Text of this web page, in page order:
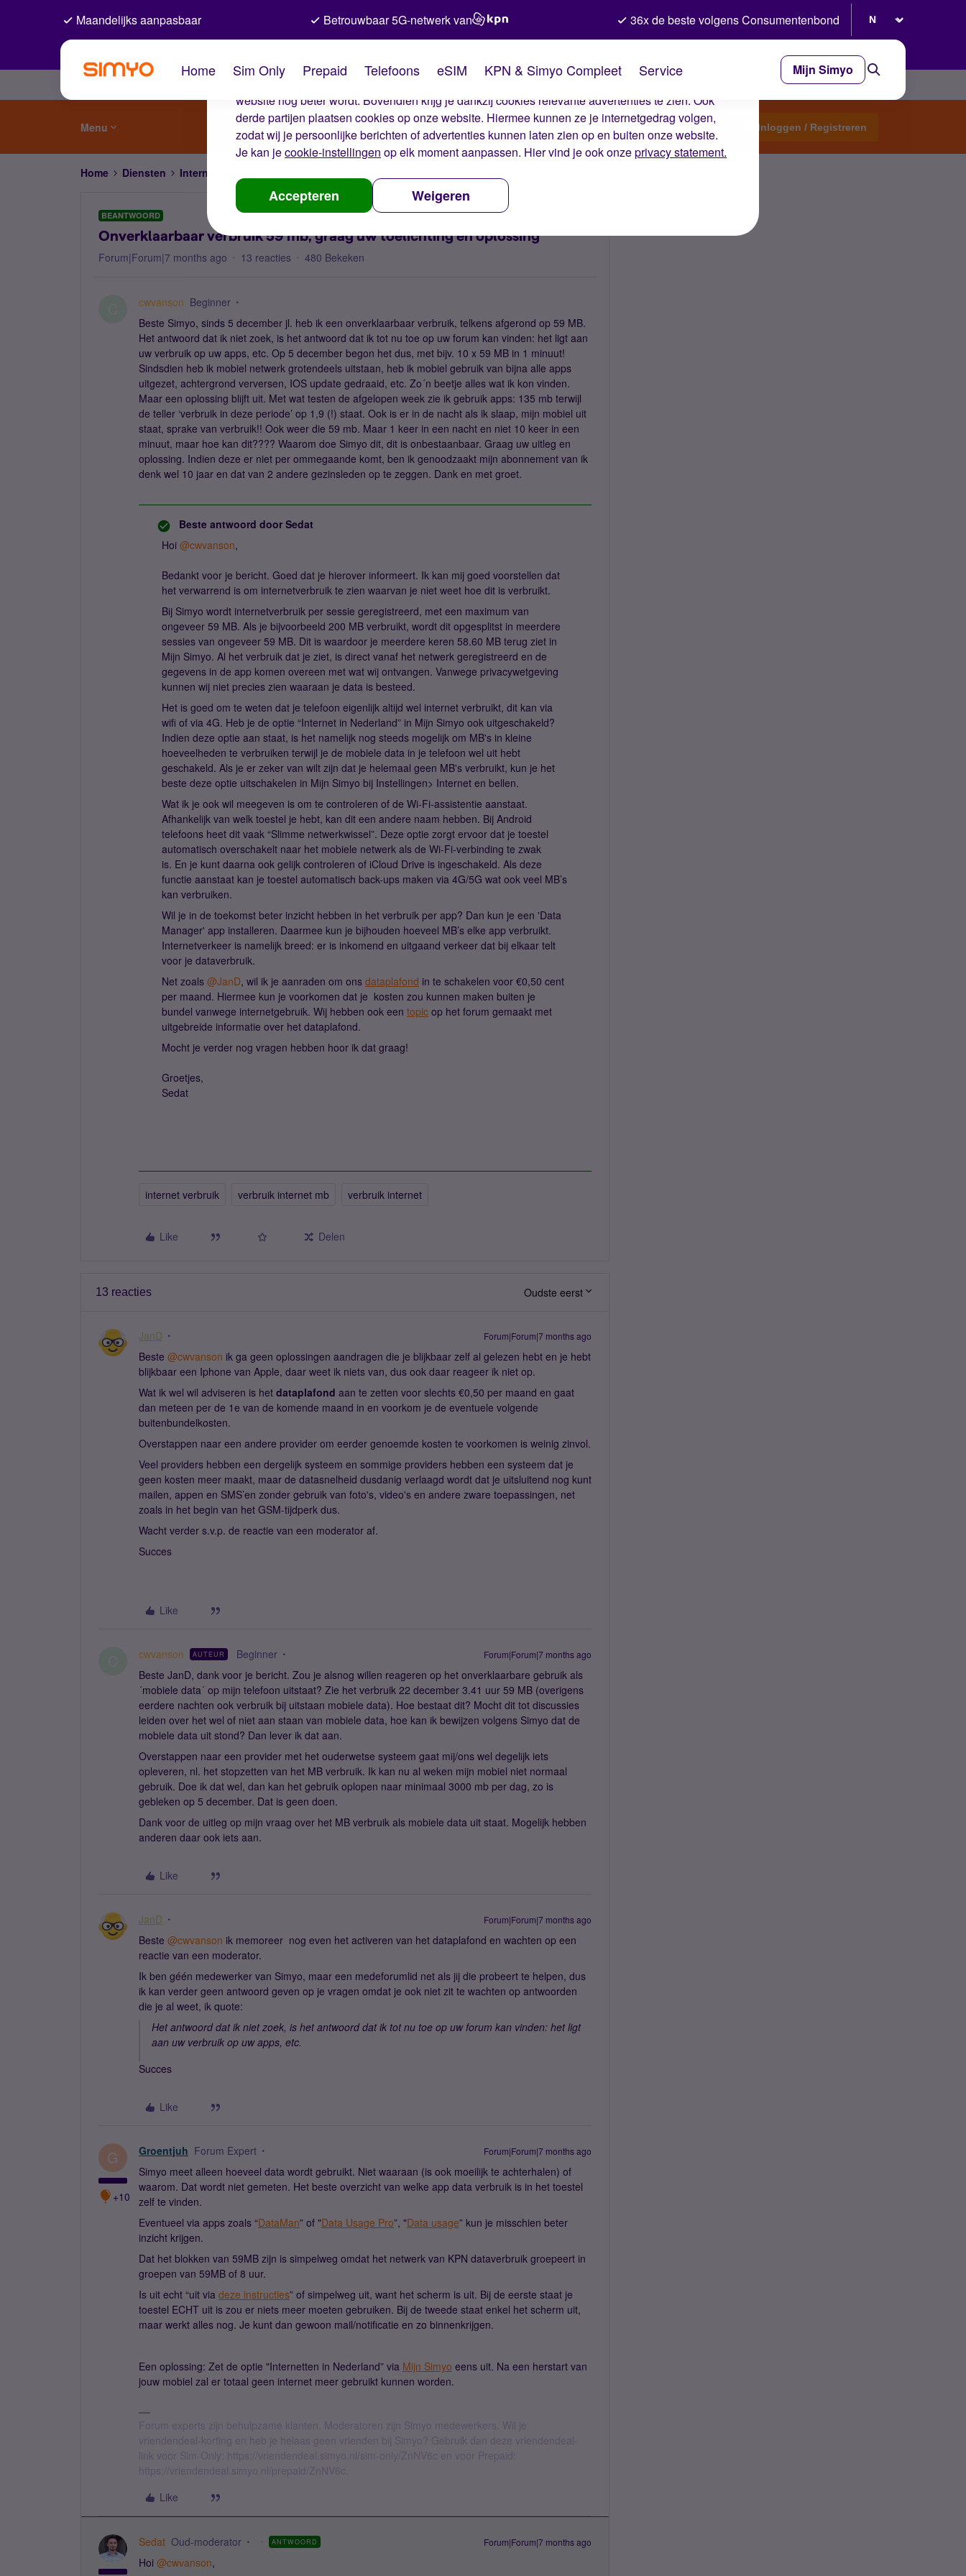
De cookies van Simyo
Wij gebruiken cookies op onze website. Met deze cookies zorgen wij ervoor dat je ervaring op de
website nog beter wordt. Bovendien krijg je dankzij cookies relevante advertenties te zien. Ook
derde partijen plaatsen cookies op onze website. Hiermee kunnen ze je internetgedrag volgen,
zodat wij je persoonlijke berichten of advertenties kunnen laten zien op en buiten onze website.
Je kan jecookie-instellingen op elk moment aanpassen. Hier vind je ook onzeprivacy statement.
Accepteren Weigeren
Maandelijks aanpasbaar Betrouwbaar 5G-netwerk van 36x de beste volgens Consumentenbond
Home Sim Only Prepaid Telefoons eSIM KPN & Simyo Compleet Service Mijn Simyo
Menu Start een topic Inloggen / Registreren
Home Diensten Internet, 4G en 5G
BEANTWOORD
Onverklaarbaar verbruik 59 mb, graag uw toelichting en oplossing
Forum|Forum|7 months ago 13 reacties 480 Bekeken
cwvanson Beginner
Beste Simyo, sinds 5 december jl. heb ik een onverklaarbaar verbruik, telkens afgerond op 59 MB.
Het antwoord dat ik niet zoek, is het antwoord dat ik tot nu toe op uw forum kan vinden: het ligt aan
uw verbruik op uw apps, etc. Op 5 december begon het dus, met bijv. 10 x 59 MB in 1 minuut!
Sindsdien heb ik mobiel netwerk grotendeels uitstaan, heb ik mobiel gebruik van bijna alle apps
uitgezet, achtergrond verversen, IOS update gedraaid, etc. Zo´n beetje alles wat ik kon vinden.
Maar een oplossing blijft uit. Met wat testen de afgelopen week zie ik gebruik apps: 135 mb terwijl
de teller ‘verbruik in deze periode’ op 1,9 (!) staat. Ook is er in de nacht als ik slaap, mijn mobiel uit
staat, sprake van verbruik!! Ook weer die 59 mb. Maar 1 keer in een nacht en niet 10 keer in een
minuut, maar hoe kan dit???? Waarom doe Simyo dit, dit is onbestaanbaar. Graag uw uitleg en
oplossing. Indien deze er niet per ommegaande komt, ben ik genoodzaakt mijn abonnement van ik
denk wel 10 jaar en dat van 2 andere gezinsleden op te zeggen. Dank en met groet.
Beste antwoord door Sedat
Hoi ​ @cwvanson,
Bedankt voor je bericht. Goed dat je hierover informeert. Ik kan mij goed voorstellen dat
het verwarrend is om internetverbruik te zien waarvan je niet weet hoe dit is verbruikt.
Bij Simyo wordt internetverbruik per sessie geregistreerd, met een maximum van
ongeveer 59 MB. Als je bijvoorbeeld 200 MB verbruikt, wordt dit opgesplitst in meerdere
sessies van ongeveer 59 MB. Dit is waardoor je meerdere keren 58.60 MB terug ziet in
Mijn Simyo. Al het verbruik dat je ziet, is direct vanaf het netwerk geregistreerd en de
gegevens in de app komen overeen met wat wij ontvangen. Vanwege privacywetgeving
kunnen wij niet precies zien waaraan je data is besteed.
Het is goed om te weten dat je telefoon eigenlijk altijd wel internet verbruikt, dit kan via
wifi of via 4G. Heb je de optie “Internet in Nederland” in Mijn Simyo ook uitgeschakeld?
Indien deze optie aan staat, is het namelijk nog steeds mogelijk om MB's in kleine
hoeveelheden te verbruiken terwijl je de mobiele data in je telefoon wel uit hebt
geschakeld. Als je er zeker van wilt zijn dat je helemaal geen MB's verbruikt, kun je het
beste deze optie uitschakelen in Mijn Simyo bij Instellingen> Internet en bellen.
Wat ik je ook wil meegeven is om te controleren of de Wi-Fi-assistentie aanstaat.
Afhankelijk van welk toestel je hebt, kan dit een andere naam hebben. Bij Android
telefoons heet dit vaak “Slimme netwerkwissel”. Deze optie zorgt ervoor dat je toestel
automatisch overschakelt naar het mobiele netwerk als de Wi-Fi-verbinding te zwak
is. En je kunt daarna ook gelijk controleren of iCloud Drive is ingeschakeld. Als deze
functie aanstaat kan je toestel automatisch back-ups maken via 4G/5G wat ook veel MB’s
kan verbruiken.
Wil je in de toekomst beter inzicht hebben in het verbruik per app? Dan kun je een 'Data
Manager' app installeren. Daarmee kun je bijhouden hoeveel MB’s elke app verbruikt.
Internetverkeer is namelijk breed: er is inkomend en uitgaand verkeer dat bij elkaar telt
voor je dataverbruik.
Net zoals ​ @JanD, wil ik je aanraden om ons dataplafond in te schakelen voor €0,50 cent
per maand. Hiermee kun je voorkomen dat je kosten zou kunnen maken buiten je
bundel vanwege internetgebruik. Wij hebben ook een topic op het forum gemaakt met
uitgebreide informatie over het dataplafond.
Mocht je verder nog vragen hebben hoor ik dat graag!
Groetjes,
Sedat
internet verbruik verbruik internet mb verbruik internet
Like Delen
13 reacties Oudste eerst
JanD Forum|Forum|7 months ago
Beste ​ @cwvanson ik ga geen oplossingen aandragen die je blijkbaar zelf al gelezen hebt en je hebt
blijkbaar een Iphone van Apple, daar weet ik niets van, dus ook daar reageer ik niet op.
Wat ik wel wil adviseren is het dataplafond aan te zetten voor slechts €0,50 per maand en gaat
dan meteen per de 1e van de komende maand in en voorkom je de eventuele volgende
buitenbundelkosten.
Overstappen naar een andere provider om eerder genoemde kosten te voorkomen is weinig zinvol.
Veel providers hebben een dergelijk systeem en sommige providers hebben een systeem dat je
geen kosten meer maakt, maar de datasnelheid dusdanig verlaagd wordt dat je uitsluitend nog kunt
mailen, appen en SMS’en zonder gebruik van foto's, video's en andere zware toepassingen, net
zoals in het begin van het GSM-tijdperk dus.
Wacht verder s.v.p. de reactie van een moderator af.
Succes
Like
cwvanson AUTEUR Beginner Forum|Forum|7 months ago
Beste JanD, dank voor je bericht. Zou je alsnog willen reageren op het onverklaarbare gebruik als
´mobiele data´ op mijn telefoon uitstaat? Zie het verbruik 22 december 3.41 uur 59 MB (overigens
eerdere nachten ook verbruik bij uitstaan mobiele data). Hoe bestaat dit? Mocht dit tot discussies
leiden over het wel of niet aan staan van mobiele data, hoe kan ik bewijzen volgens Simyo dat de
mobiele data uit stond? Dan lever ik dat aan.
Overstappen naar een provider met het ouderwetse systeem gaat mij/ons wel degelijk iets
opleveren, nl. het stopzetten van het MB verbruik. Ik kan nu al weken mijn mobiel niet normaal
gebruik. Doe ik dat wel, dan kan het gebruik oplopen naar minimaal 3000 mb per dag, zo is
gebleken op 5 december. Dat is geen doen.
Dank voor de uitleg op mijn vraag over het MB verbruik als mobiele data uit staat. Mogelijk hebben
anderen daar ook iets aan.
Like
JanD Forum|Forum|7 months ago
Beste ​ @cwvanson ik memoreer nog even het activeren van het dataplafond en wachten op een
reactie van een moderator.
Ik ben géén medewerker van Simyo, maar een medeforumlid net als jij die probeert te helpen, dus
ik kan verder geen antwoord geven op je vragen omdat je ook niet zit te wachten op antwoorden
die je al weet, ik quote:
Het antwoord dat ik niet zoek, is het antwoord dat ik tot nu toe op uw forum kan vinden: het ligt
aan uw verbruik op uw apps, etc.
Succes
Like
G
+10
Groentjuh Forum Expert Forum|Forum|7 months ago
Simyo meet alleen hoeveel data wordt gebruikt. Niet waaraan (is ook moeilijk te achterhalen) of
waarom. Dat wordt niet gemeten. Het beste overzicht van welke app data verbruik is in het toestel
zelf te vinden.
Eventueel via apps zoals “DataMan” of "Data Usage Pro”, "Data usage” kun je misschien beter
inzicht krijgen.
Dat het blokken van 59MB zijn is simpelweg omdat het netwerk van KPN dataverbruik groepeert in
groepen van 59MB of 8 uur.
Is uit echt “uit via deze instructies” of simpelweg uit, want het scherm is uit. Bij de eerste staat je
toestel ECHT uit is zou er niets meer moeten gebruiken. Bij de tweede staat enkel het scherm uit,
maar werkt alles nog. Je kunt dan gewoon mail/notificatie en zo binnenkrijgen.
Een oplossing: Zet de optie "Internetten in Nederland” via Mijn Simyo eens uit. Na een herstart van
jouw mobiel zal er totaal geen internet meer gebruikt kunnen worden.
Forum experts zijn behulpzame klanten. Moderatoren zijn Simyo medewerkers. Wil je
vriendendeal-korting en heb je helaas geen vrienden bij Simyo? Gebruik dan deze vriendendeal-
link voor Sim-Only: https://vriendendeal.simyo.nl/sim-only/ZnNV6c en voor Prepaid:
https://vriendendeal.simyo.nl/prepaid/ZnNV6c.
Like
Sedat Oud-moderator ANTWOORD Forum|Forum|7 months ago
Hoi ​ @cwvanson,